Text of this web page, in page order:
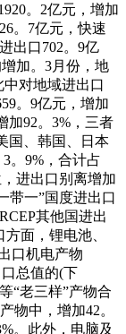
。2亿元，增加
。7亿元，快速
出口702。9亿
加。3月份，地
对地域进出口
。9亿元，增加
加92。3%，三者
国、韩国、日本
。9%，合计占
进出口别离增加
带一”国度进出口
其他国进出
面，锂电池、
口机电产物
总值的(下
“老三样”产物合
物中，增加42。
。此外，电脑及